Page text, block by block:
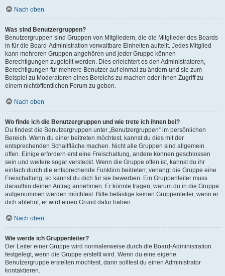
Nach oben
Was sind Benutzergruppen?
Benutzergruppen sind Gruppen von Mitgliedern, die die Mitglieder des Boards
in für die Board-Administration verwaltbare Einheiten aufteilt. Jedes Mitglied
kann mehreren Gruppen angehören und jeder Gruppe können
Berechtigungen zugeteilt werden. Dies erleichtert es den Administratoren,
Berechtigungen für mehrere Benutzer auf einmal zu ändern und sie zum
Beispiel zu Moderatoren eines Bereichs zu machen oder ihnen Zugriff zu
einem nichtöffentlichen Forum zu geben.
Nach oben
Wo finde ich die Benutzergruppen und wie trete ich ihnen bei?
Du findest die Benutzergruppen unter „Benutzergruppen“ im persönlichen
Bereich. Wenn du einer beitreten möchtest, kannst du dies mit der
entsprechenden Schaltfläche machen. Nicht alle Gruppen sind allgemein
offen. Einige erfordern erst eine Freischaltung, andere können geschlossen
sein und weitere sogar versteckt. Wenn die Gruppe offen ist, kannst du ihr
einfach durch die entsprechende Funktion beitreten; verlangt die Gruppe eine
Freischaltung, so kannst du dich für sie bewerben. Ein Gruppenleiter muss
daraufhin deinen Antrag annehmen. Er könnte fragen, warum du in die Gruppe
aufgenommen werden möchtest. Bitte belästige keinen Gruppenleiter, wenn er
dich ablehnt, er wird einen Grund dafür haben.
Nach oben
Wie werde ich Gruppenleiter?
Der Leiter einer Gruppe wird normalerweise durch die Board-Administration
festgelegt, wenn die Gruppe erstellt wird. Wenn du eine eigene
Benutzergruppe erstellen möchtest, dann solltest du einen Administrator
kontaktieren.